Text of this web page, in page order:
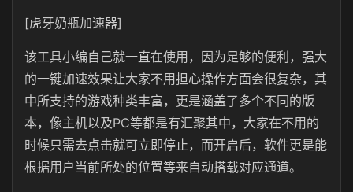
[虎牙奶瓶加速器]
该工具小编自己就一直在使用，因为足够的便利，强大
的一键加速效果让大家不用担心操作方面会很复杂，其
中所支持的游戏种类丰富，更是涵盖了多个不同的版
本，像主机以及PC等都是有汇聚其中，大家在不用的
时候只需去点击就可立即停止，而开启后，软件更是能
根据用户当前所处的位置等来自动搭载对应通道。